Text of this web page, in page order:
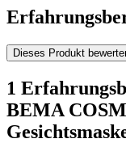
Dieses Produkt
1
BEMA